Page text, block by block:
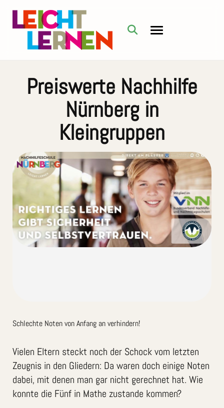
Preiswerte Nachhilfe
Nürnberg in
Kleingruppen
Schlechte Noten von Anfang an verhindern!
Vielen Eltern steckt noch der Schock vom letzten
Zeugnis in den Gliedern: Da waren doch einige Noten
dabei, mit denen man gar nicht gerechnet hat. Wie
konnte die Fünf in Mathe zustande kommen?